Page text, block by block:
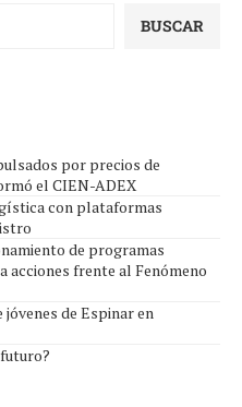
BUSCAR
por precios de
el CIEN-ADEX
con plataformas
de programas
acciones frente al Fenómeno
de Espinar en